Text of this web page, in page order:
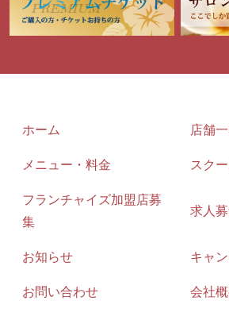
ホーム
店舗
メニュー・料金
スク
フランチャイズ加盟店募
集
求人
お知らせ
キャ
お問い合わせ
会社